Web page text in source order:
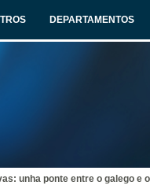
DEPARTAMENTOS
unha ponte entre o galego e